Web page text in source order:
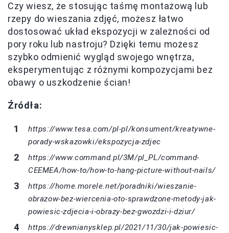
Czy wiesz, że stosując taśmę montażową lub
rzepy do wieszania zdjęć, możesz łatwo
dostosować układ ekspozycji w zależności od
pory roku lub nastroju? Dzięki temu możesz
szybko odmienić wygląd swojego wnętrza,
eksperymentując z różnymi kompozycjami bez
obawy o uszkodzenie ścian!
Źródła:
https://www.tesa.com/pl-pl/konsument/kreatywne-
porady-wskazowki/ekspozycja-zdjec
https://www.command.pl/3M/pl_PL/command-
CEEMEA/how-to/how-to-hang-picture-without-nails/
https://home.morele.net/poradniki/wieszanie-
obrazow-bez-wiercenia-oto-sprawdzone-metody-jak-
powiesic-zdjecia-i-obrazy-bez-gwozdzi-i-dziur/
https://drewnianysklep.pl/2021/11/30/jak-powiesic-